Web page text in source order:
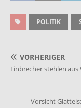
POLITIK
VORHERIGER
Einbrecher stehlen
Vorsicht